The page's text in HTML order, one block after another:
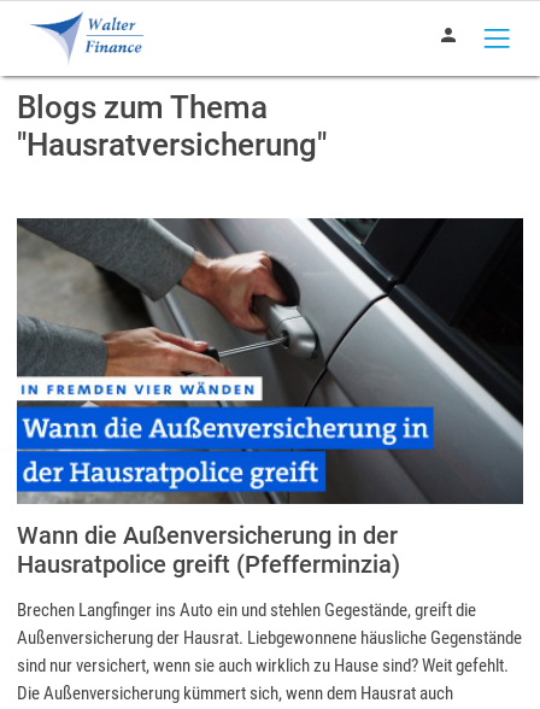
person
Blogs zum Thema
"Hausratversicherung"
Wann die Außenversicherung in der
Hausratpolice greift (Pfefferminzia)
Brechen Langfinger ins Auto ein und stehlen Gegestände, greift die
Außenversicherung der Hausrat. Liebgewonnene häusliche Gegenstände
sind nur versichert, wenn sie auch wirklich zu Hause sind? Weit gefehlt.
Die Außenversicherung kümmert sich, wenn dem Hausrat auch